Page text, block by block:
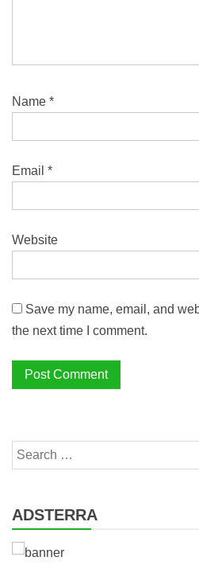
Name *
Email *
Website
Save my name, email, and
the next time I comment.
Search
for:
ADSTERRA